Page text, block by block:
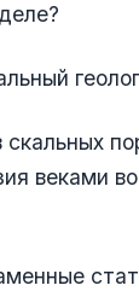
веками